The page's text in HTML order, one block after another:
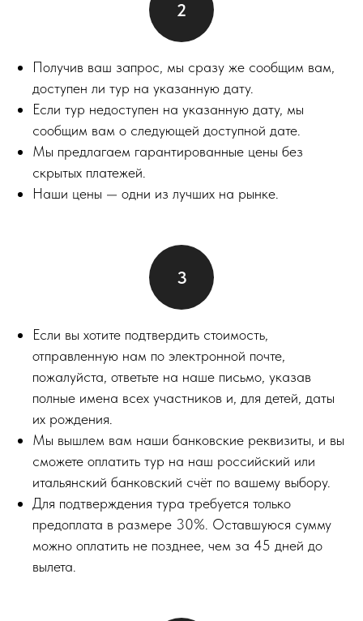
Получив ваш запрос, мы сразу же сообщим вам,
доступен ли тур на указанную дату.
Если тур недоступен на указанную дату, мы
сообщим вам о следующей доступной дате.
Мы предлагаем гарантированные цены без
скрытых платежей.
Наши цены — одни из лучших на рынке.
Если вы хотите подтвердить стоимость,
отправленную нам по электронной почте,
пожалуйста, ответьте на наше письмо, указав
полные имена всех участников и, для детей, даты
их рождения.
Мы вышлем вам наши банковские реквизиты, и вы
сможете оплатить тур на наш российский или
итальянский банковский счёт по вашему выбору.
Для подтверждения тура требуется только
предоплата в размере 30%. Оставшуюся сумму
можно оплатить не позднее, чем за 45 дней до
вылета.